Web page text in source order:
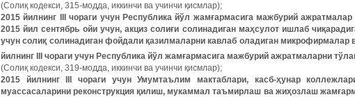
(Солиқ кодекси, 315-модда, иккинчи ва учинчи қисмлар);
2015 йилнинг III чораги учун Республика йўл жамғармасига мажбурий
2015 йил сентябрь ойи учун, акциз солиғи солинадиган маҳсулот ишлаб
учун солиқ солинадиган фойдали қазилмаларни кавлаб оладиган микрофирмалар
йилнинг III чораги учун Республика йўл жамғармасига мажбурий ажратмаларни
(Солиқ кодекси, 319-модда, иккинчи ва учинчи қисмлар);
2015 йилнинг III чораги учун Умумтаълим мактаблари, касб-ҳунар
муассасаларини реконструкция қилиш, мукаммал таъмирлаш ва жиҳозлаш